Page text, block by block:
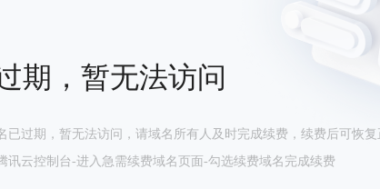
期，暂无法访问
已过期，暂无法访问，请域名所有人及时完成续费，续费后可恢复
讯云控制台-进入急需续费域名页面-勾选续费域名完成续费